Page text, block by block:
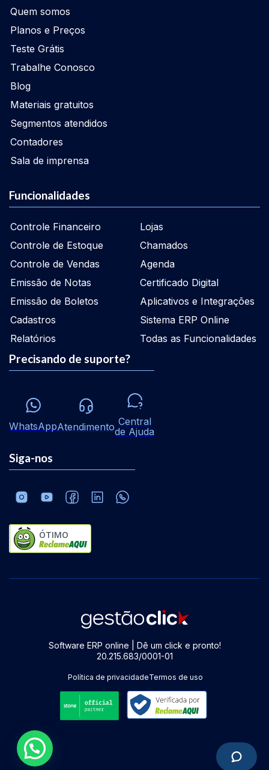
Quem somos
Planos e Preços
Teste Grátis
Trabalhe Conosco
Blog
Materiais gratuitos
Segmentos atendidos
Contadores
Sala de imprensa
Funcionalidades
Controle Financeiro
Controle de Estoque
Controle de Vendas
Emissão de Notas
Emissão de Boletos
Cadastros
Relatórios
Lojas
Chamados
Agenda
Certificado Digital
Aplicativos e Integrações
Sistema ERP Online
Todas as Funcionalidades
Precisando de suporte?
WhatsAppAtendimento Central
de Ajuda
Siga-nos
ÓTIMO
Software ERP online | Dê um click e pronto!
20.215.683/0001-01
Política de privacidadeTermos de uso